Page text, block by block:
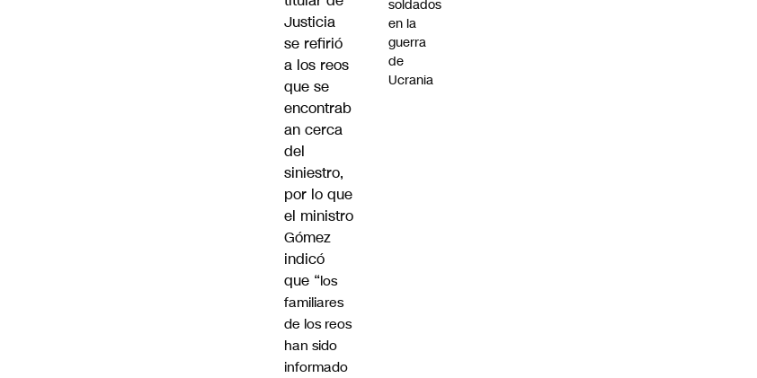
Justicia
se refirió
a los reos
que se
encontrab
an cerca
del
siniestro,
por lo que
el ministro
Gómez
indicó
que “los
familiares
de los reos
han sido
informado
soldados
en la
guerra
de
Ucrania